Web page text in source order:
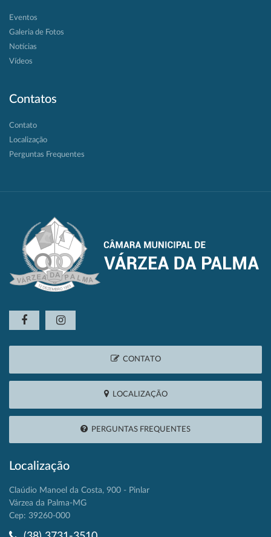
Eventos
Galeria de Fotos
Notícias
Vídeos
Contatos
Contato
Localização
Perguntas Frequentes
CONTATO
LOCALIZAÇÃO
PERGUNTAS FREQUENTES
Localização
Claúdio Manoel da Costa, 900 - Pinlar
Várzea da Palma-MG
Cep: 39260-000